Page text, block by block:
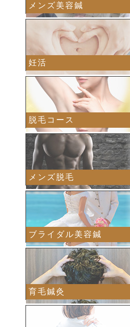
メンズ美容鍼
妊活
脱毛コース
メンズ脱毛
ブライダル美容鍼
育毛鍼灸